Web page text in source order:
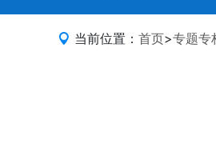
当前位置： 首页>专题专